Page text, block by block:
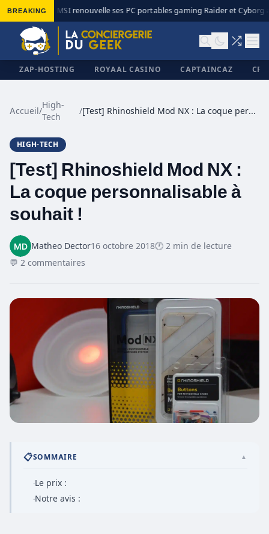
BREAKING
◆ MSI renouvelle ses PC portables gaming Raider et Cyborg
ZAP-HOSTING ROYAAL CASINO CAPTAINCAZ
Accueil/
High-
Tech
/ [Test] Rhinoshield Mod NX : La coque personnalisable à souhait !
HIGH-TECH
[Test] Rhinoshield Mod NX :
La coque personnalisable à
souhait !
Matheo Dector16 octobre 2018🕐 2 min de lecture
💬 2 commentaires
📋SOMMAIRE ▲
·Le prix :
·Notre avis :